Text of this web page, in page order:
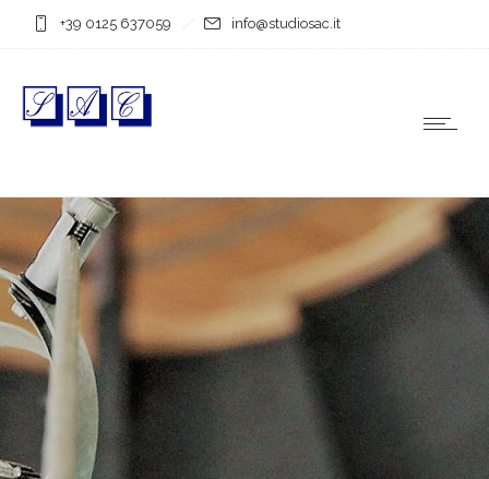
+39 0125 637059 info@studiosac.it